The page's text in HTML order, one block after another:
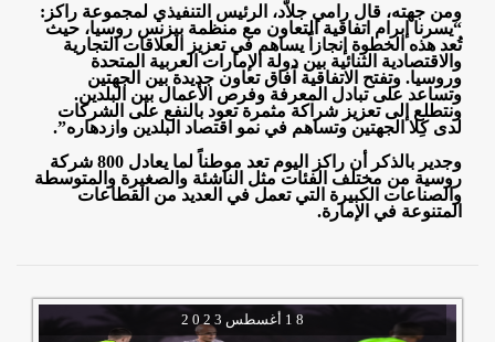
ومن جهته، قال رامي جلاّد، الرئيس التنفيذي لمجموعة راكز:
“يسرنا إبرام اتفاقية التعاون مع منظمة بيزنس روسيا، حيث
تُعد هذه الخطوة إنجازاً يساهم في تعزيز العلاقات التجارية
والاقتصادية الثنائية بين دولة الإمارات العربية المتحدة
وروسيا. وتفتح الاتفاقية آفاق تعاون جديدة بين الجهتين
وتساعد على تبادل المعرفة وفرص الأعمال بين البلدين.
ونتطلع إلى تعزيز شراكة مثمرة تعود بالنفع على الشركات
لدى كِلا الجهتين وتساهم في نمو اقتصاد البلدين وازدهاره.”
وجدير بالذكر أن راكز اليوم تعد موطناً لما يعادل 800 شركة
روسية من مختلف الفئات مثل الناشئة والصغيرة والمتوسطة
والصناعات الكبيرة التي تعمل في العديد من القطاعات
المتنوعة في الإمارة.
2 0 2 3 1 8